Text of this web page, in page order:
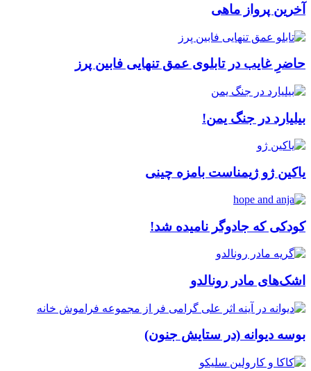
آخرین پرواز ماهی
حاضرِ غایب در تابلوی عمق تنهایی فابین پرز
بیلیارد در جنگ یمن!
یاکین ژو ژیمناست بامزه چینی
کودکی که جادوگر نامیده شد!
اشک‌های مادر رونالدو
بوسه دیوانه (در ستایش جنون)